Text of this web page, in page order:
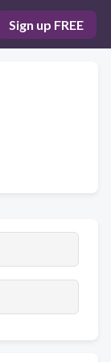
Sign up FREE